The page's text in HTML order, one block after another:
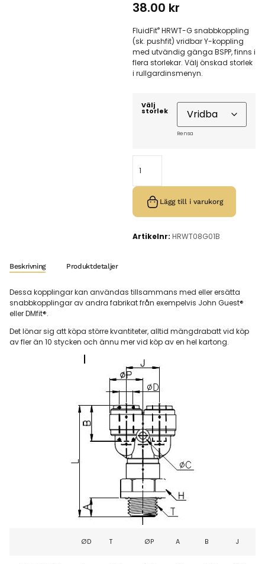
38.00 kr
FluidFit® HRWT-G snabbkoppling
(sk. pushfit) vridbar Y-koppling
med utvändig gänga BSPP, finns i
flera storlekar. Välj önskad storlek
i rullgardinsmenyn.
Välj
storlek
Rensa
Lägg till i varukorg
Artikelnr: HRWT08G01B
Beskrivning Produktdetaljer
Dessa kopplingar kan användas tillsammans med eller ersätta
snabbkopplingar av andra fabrikat från exempelvis John Guest®
eller DMfit®.
Det lönar sig att köpa större kvantiteter, alltid mängdrabatt vid köp
av fler än 10 stycken och ännu mer vid köp av en hel kartong.
ØD T ØP A B J